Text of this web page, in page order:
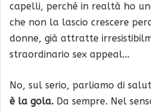
capelli, perché in realtà ho
che non la lascio crescere
donne, già attratte
straordinario sex appeal…
No, sul serio, parliamo di
è la gola. Da sempre. Nel